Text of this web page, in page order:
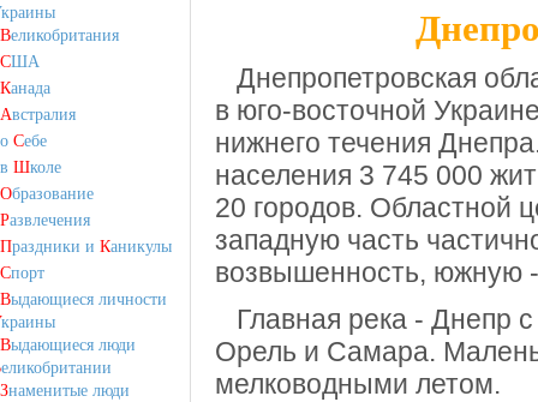
Днепропетровская
в юго-восточной
нижнего течения
населения 3 745 000
20 городов. Областной
западную часть
возвышенность, южную
Главная река - Днепр
Орель и Самара.
мелководными летом.
Великобритания
США
Канада
Австралия
о Себе
в Школе
Образование
Развлечения
Праздники и Каникулы
Спорт
Выдающиеся личности
краины
Выдающиеся люди
еликобритании
Знаменитые люди